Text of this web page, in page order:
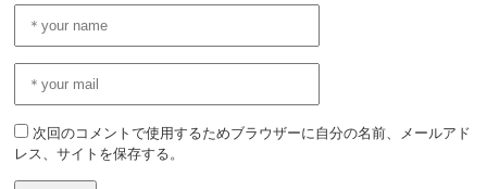
次回のコメントで使用するためブラウザーに自分の名前、メールアド
レス、サイトを保存する。